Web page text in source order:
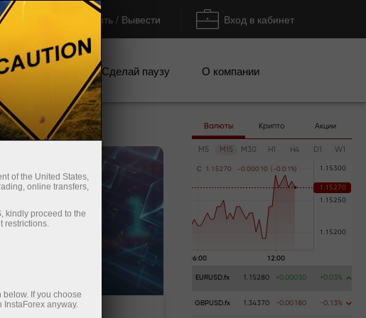
Пополнить / Вывести Вход в кабинет
Промоакции Сделай паузу О компании
Валюты Крипто Акции
M5 M15 M30 H1 H4 D1 W1
C 1 . 1 52 70 -0 .000 1 0 ( -0 .0 1 %
EURUSD.fx 1.15280 +0.00030 +0.03%
GBPUSD.fx 1.34370 -0.00180 -0.13%
of the United States,
online transfers,
kindly proceed to the
restrictions.
If you choose
anyway.